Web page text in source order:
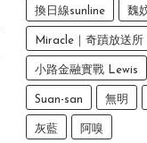
換日線sunline 魏
Miracle｜奇蹟放送所
小路金融實戰 Lewis
Suan-san 無明
灰藍 阿嗅